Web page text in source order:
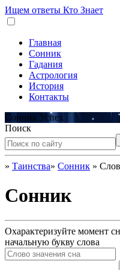
Ищем ответы Кто Знает
Главная
Сонник
Гадания
Астрология
История
Контакты
Сонник Успех
Поиск
» Таинства» Сонник »
Сонник
Охарактеризуйте момент
начальную букву слова